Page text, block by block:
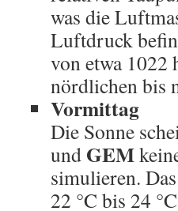
was die
Luftdruck
von etwa 1022
nördlichen bis
Vormittag
Die Sonne
und GEM
simulieren.
22 °C bis 24